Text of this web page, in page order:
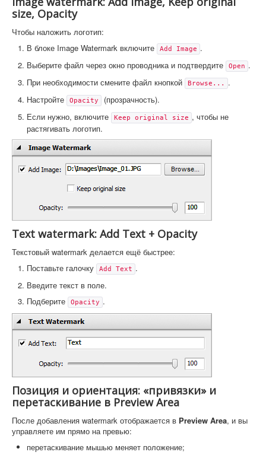
size, Opacity
Чтобы наложить логотип:
В блоке Image Watermark включите
Add Image .
Выберите файл через окно проводника и подтвердите
Open .
При необходимости смените файл кнопкой
Browse...
.
Настройте
Opacity
(прозрачность).
Если нужно, включите
Keep original size , чтобы не
растягивать логотип.
Text watermark: Add Text + Opacity
Текстовый watermark делается ещё быстрее:
Поставьте галочку
Add Text .
Введите текст в поле.
Подберите
Opacity .
Позиция и ориентация: «привязки» и
перетаскивание в Preview Area
После добавления watermark отображается в Preview Area, и вы
управляете им прямо на превью:
перетаскивание мышью меняет положение;